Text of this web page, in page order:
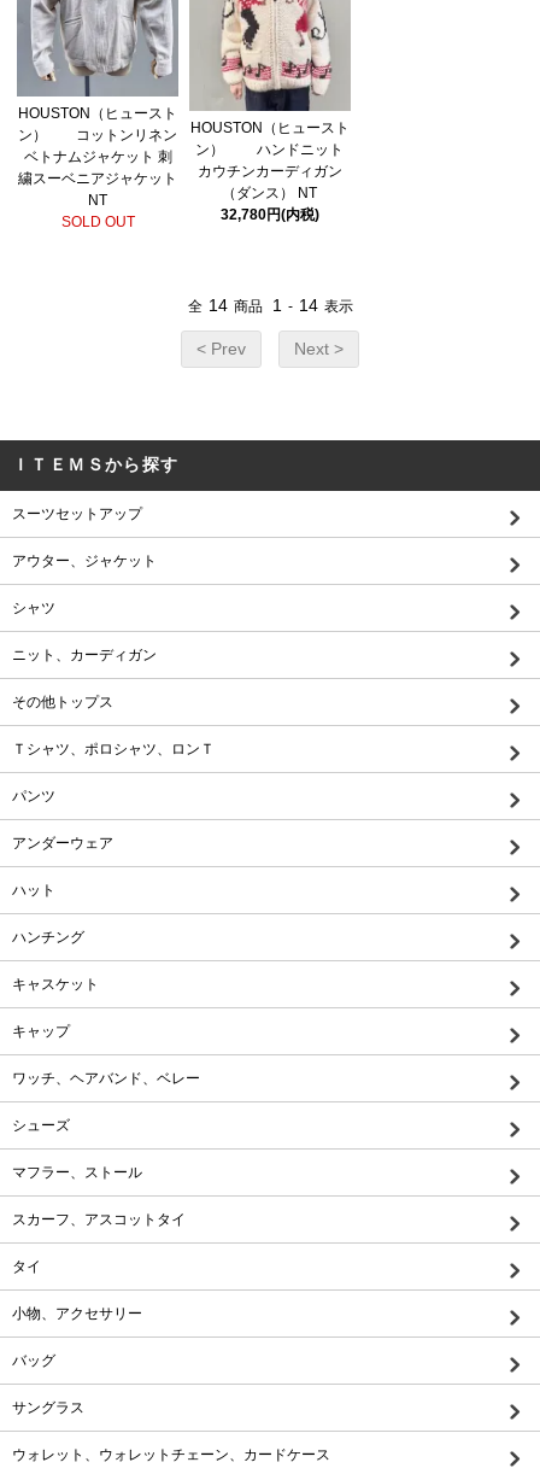
HOUSTON（ヒュースト
ン） コットンリネン
ベトナムジャケット 刺
繍スーベニアジャケット
NT
SOLD OUT
HOUSTON（ヒュースト
ン） ハンドニット
カウチンカーディガン
（ダンス） NT
32,780円(内税)
全 14 商品 1 - 14 表示
< Prev Next >
ＩＴＥＭＳから探す
スーツセットアップ
アウター、ジャケット
シャツ
ニット、カーディガン
その他トップス
Ｔシャツ、ポロシャツ、ロンＴ
パンツ
アンダーウェア
ハット
ハンチング
キャスケット
キャップ
ワッチ、ヘアバンド、ベレー
シューズ
マフラー、ストール
スカーフ、アスコットタイ
タイ
小物、アクセサリー
バッグ
サングラス
ウォレット、ウォレットチェーン、カードケース